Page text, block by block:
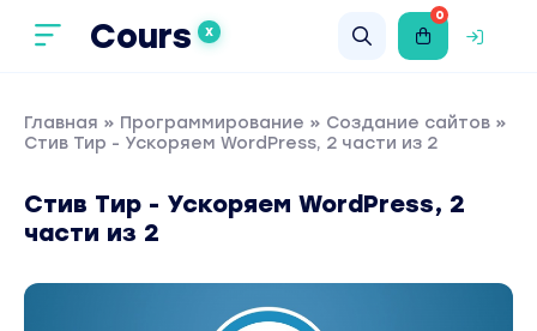
Cours X
0
Главная » Программирование » Создание сайтов »
Стив Тир - Ускоряем WordPress, 2 части из 2
Стив Тир - Ускоряем WordPress, 2
части из 2